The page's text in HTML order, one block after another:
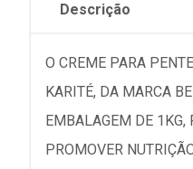
Descrição
O CREME PARA
KARITÉ, DA MARCA
EMBALAGEM DE 1KG,
PROMOVER